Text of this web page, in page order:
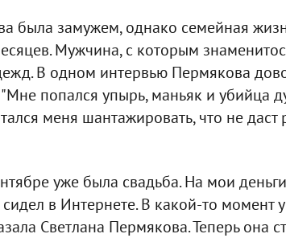
была замужем, однако семейная
Мужчина, с которым
В одном интервью Пермякова
попался упырь, маньяк и убийца
меня шантажировать, что не даст
уже была свадьба. На мои
в Интернете. В какой-то момент
Светлана Пермякова. Теперь она